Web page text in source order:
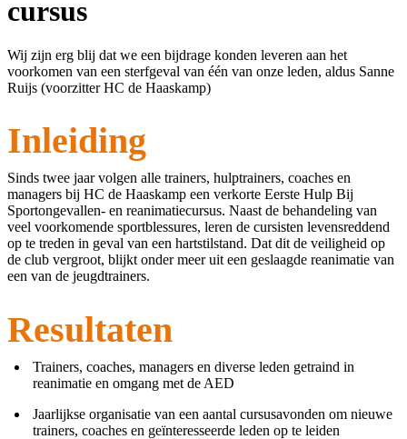
cursus
Wij zijn erg blij dat we een bijdrage konden leveren aan het
voorkomen van een sterfgeval van één van onze leden, aldus Sanne
Ruijs (voorzitter HC de Haaskamp)
Inleiding
Sinds twee jaar volgen alle trainers, hulptrainers, coaches en
managers bij HC de Haaskamp een verkorte Eerste Hulp Bij
Sportongevallen- en reanimatiecursus. Naast de behandeling van
veel voorkomende sportblessures, leren de cursisten levensreddend
op te treden in geval van een hartstilstand. Dat dit de veiligheid op
de club vergroot, blijkt onder meer uit een geslaagde reanimatie van
een van de jeugdtrainers.
Resultaten
Trainers, coaches, managers en diverse leden getraind in
reanimatie en omgang met de AED
Jaarlijkse organisatie van een aantal cursusavonden om nieuwe
trainers, coaches en geïnteresseerde leden op te leiden